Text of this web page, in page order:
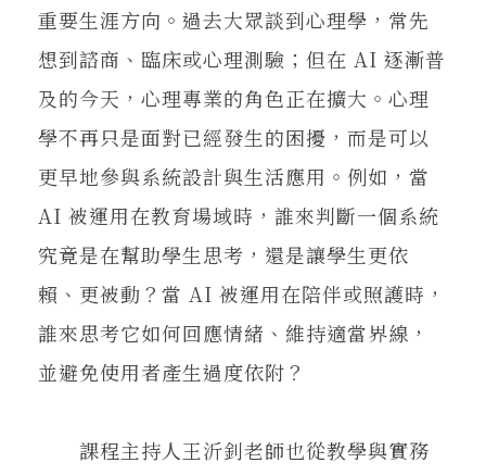
重要生涯方向。過去大眾談到心理學，常先
想到諮商、臨床或心理測驗；但在 AI 逐漸普
及的今天，心理專業的角色正在擴大。心理
學不再只是面對已經發生的困擾，而是可以
更早地參與系統設計與生活應用。例如，當
AI 被運用在教育場域時，誰來判斷一個系統
究竟是在幫助學生思考，還是讓學生更依
賴、更被動？當 AI 被運用在陪伴或照護時，
誰來思考它如何回應情緒、維持適當界線，
並避免使用者產生過度依附？
課程主持人王沂釗老師也從教學與實務